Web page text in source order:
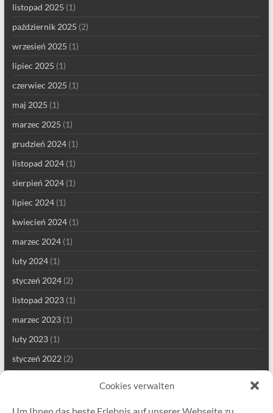
Cookies verwalten
listopad 2025 (1)
październik 2025 (2)
wrzesień 2025 (1)
lipiec 2025 (1)
czerwiec 2025 (1)
maj 2025 (1)
marzec 2025 (1)
grudzień 2024(1)
listopad 2024(1)
sierpień 2024(1)
lipiec 2024(1)
kwiecień 2024(1)
marzec 2024(1)
luty 2024(1)
styczeń 2024(2)
listopad 2023(1)
marzec 2023(1)
luty 2023(1)
styczeń 2022(2)